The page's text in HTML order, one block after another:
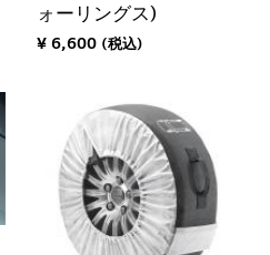
ォーリングス)
¥ 6,600 (税込)